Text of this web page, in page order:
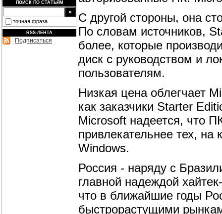
ПОИСК ПО СТАТЬЯМ
точная фраза
RSS-ЛЕНТА
Подписаться
С другой стороны, она
По словам источников,
более, которые
диск с руководством и
пользователям.
Низкая цена облегчает
как заказчики Starter
Microsoft надеется, что
привлекательнее тех, на
Windows.
Россия - наряду с
главной надеждой
что в ближайшие годы
быстрорастущими